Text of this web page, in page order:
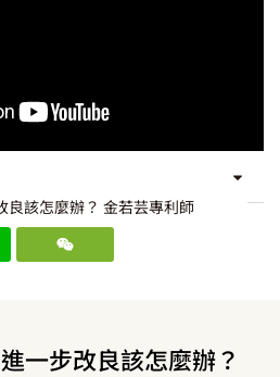
良該怎麼辦？ 金若芸專利師
一步改良該怎麼辦？